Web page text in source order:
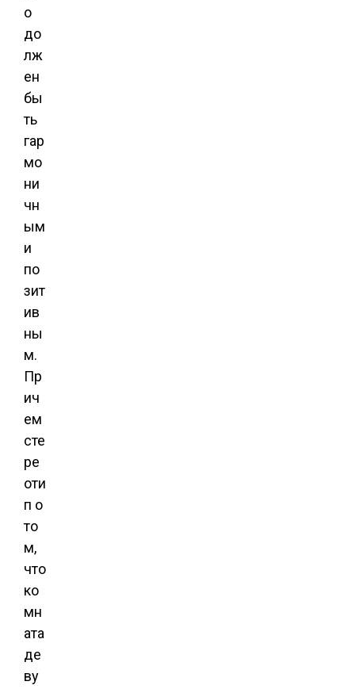
о
до
лж
ен
бы
ть
гар
мо
ни
чн
ым
и
по
зит
ив
ны
м.
Пр
ич
ем
сте
ре
оти
п о
то
м,
что
ко
мн
ата
де
ву